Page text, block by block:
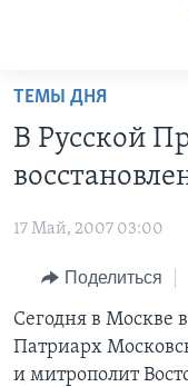
Перейти
основной
контент
навигации
Перейти
поиск
ПРОГРАММЫ
НОВОСТИ ЗА
ИТОГИ
ПОЧЕМУ ЭТО
ДИСКУССИЯ VOA
УЧИМ АНГЛИЙСКИЙ
НАША
А КАК В АМЕРИКЕ?
АРТЕФАКТЫ
ЭКСПЕРТИЗА
ИНТЕРВЬЮ
ФАКТЫ ПРОТИВ
ЗА СВОБОДУ
ТЕМЫ ДНЯ
В Русской
17 Май, 2007 03:00
Поделиться
Сегодня в Москве
Патриарх
и митрополит